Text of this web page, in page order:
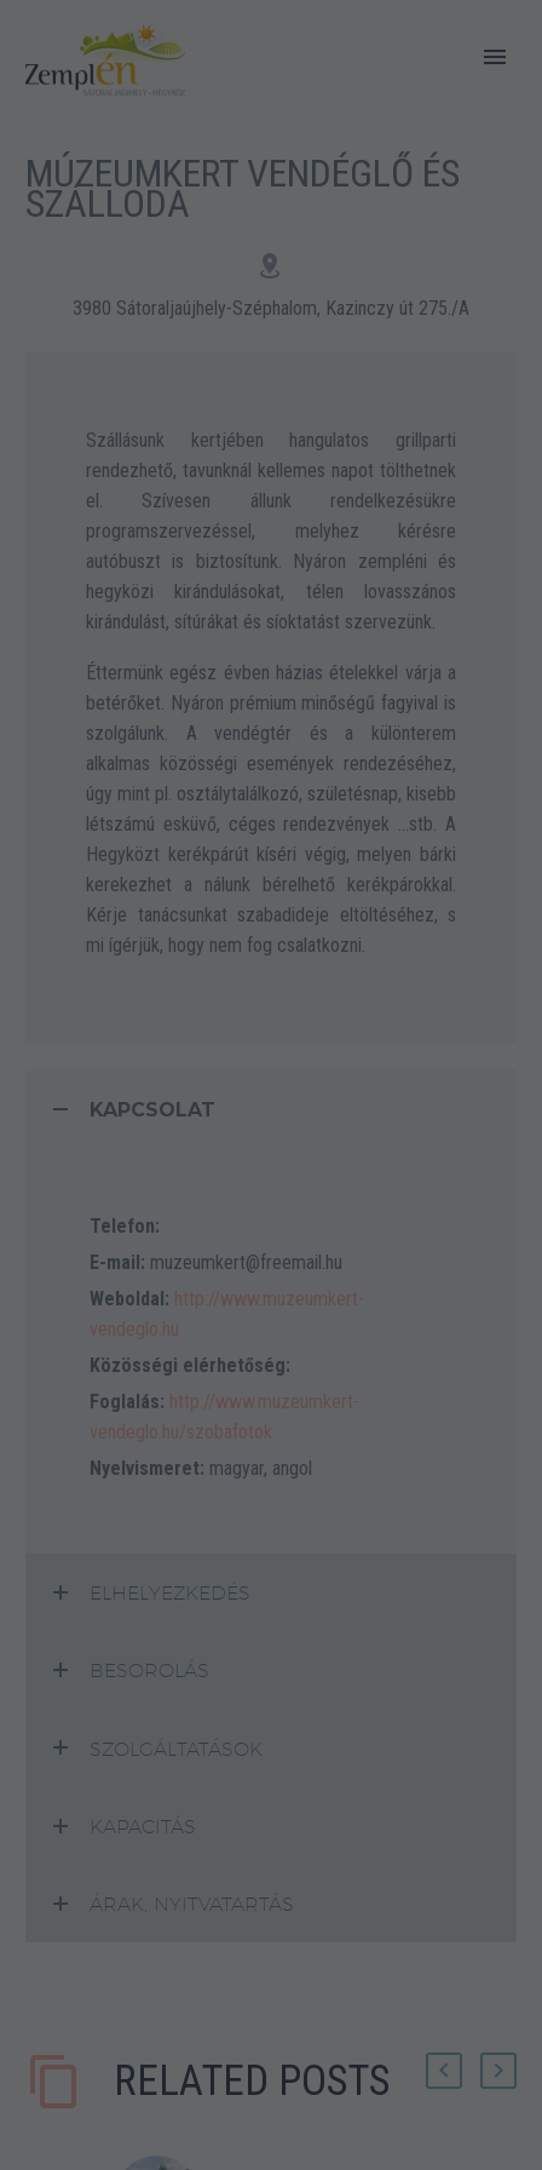
MÚZEUMKERT VENDÉGLŐ ÉS
SZÁLLODA


3980 Sátoraljaújhely-Széphalom, Kazinczy út 275./A
Szállásunk kertjében hangulatos grillparti
rendezhető, tavunknál kellemes napot tölthetnek
el. Szívesen állunk rendelkezésükre
programszervezéssel, melyhez kérésre
autóbuszt is biztosítunk. Nyáron zempléni és
hegyközi kirándulásokat, télen lovasszános
kirándulást, sítúrákat és síoktatást szervezünk.
Éttermünk egész évben házias ételekkel várja a
betérőket. Nyáron prémium minőségű fagyival is
szolgálunk. A vendégtér és a különterem
alkalmas közösségi események rendezéséhez,
úgy mint pl. osztálytalálkozó, születésnap, kisebb
létszámú esküvő, céges rendezvények …stb. A
Hegyközt kerékpárút kíséri végig, melyen bárki
kerekezhet a nálunk bérelhető kerékpárokkal.
Kérje tanácsunkat szabadideje eltöltéséhez, s
mi ígérjük, hogy nem fog csalatkozni.
KAPCSOLAT
Telefon:
E-mail: muzeumkert@freemail.hu
Weboldal: http://www.muzeumkert-
vendeglo.hu
Közösségi elérhetőség:
Foglalás: http://www.muzeumkert-
vendeglo.hu/szobafotok
Nyelvismeret: magyar, angol
ELHELYEZKEDÉS
BESOROLÁS
SZOLGÁLTATÁSOK
KAPACITÁS
ÁRAK, NYITVATARTÁS
RELATED POSTS